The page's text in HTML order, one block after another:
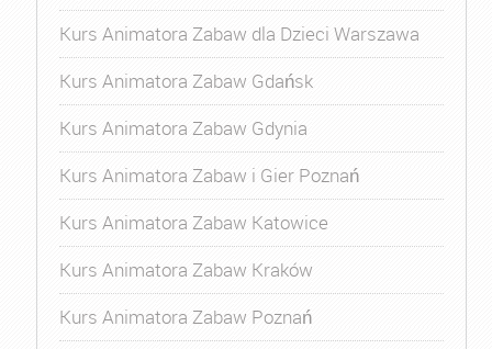
Kurs Animatora Zabaw dla Dzieci Warszawa
Kurs Animatora Zabaw Gdańsk
Kurs Animatora Zabaw Gdynia
Kurs Animatora Zabaw i Gier Poznań
Kurs Animatora Zabaw Katowice
Kurs Animatora Zabaw Kraków
Kurs Animatora Zabaw Poznań